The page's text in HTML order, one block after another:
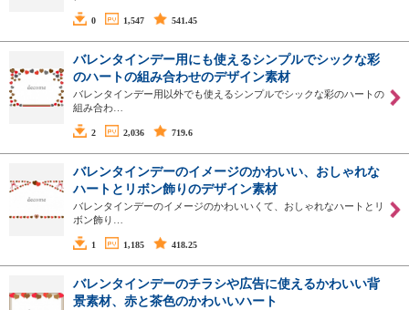
0 1,547 541.45
バレンタインデー用にも使えるシンプルでシックな彩
のハートの組み合わせのデザイン素材
バレンタインデー用以外でも使えるシンプルでシックな彩のハートの
組み合わ…
2 2,036 719.6
バレンタインデーのイメージのかわいい、おしゃれな
ハートとリボン飾りのデザイン素材
バレンタインデーのイメージのかわいいくて、おしゃれなハートとリ
ボン飾り…
1 1,185 418.25
バレンタインデーのチラシや広告に使えるかわいい背
景素材、赤と茶色のかわいいハート